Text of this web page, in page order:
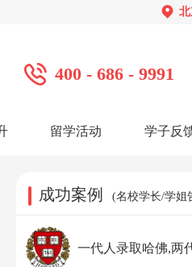
400 - 686 - 9991
留学活动 学子反
子心声： 感谢视频 学子访谈
品牌介绍： 关于我们 公司活动
成功案例 (名校学长/学姐
一代人录取哈佛,两